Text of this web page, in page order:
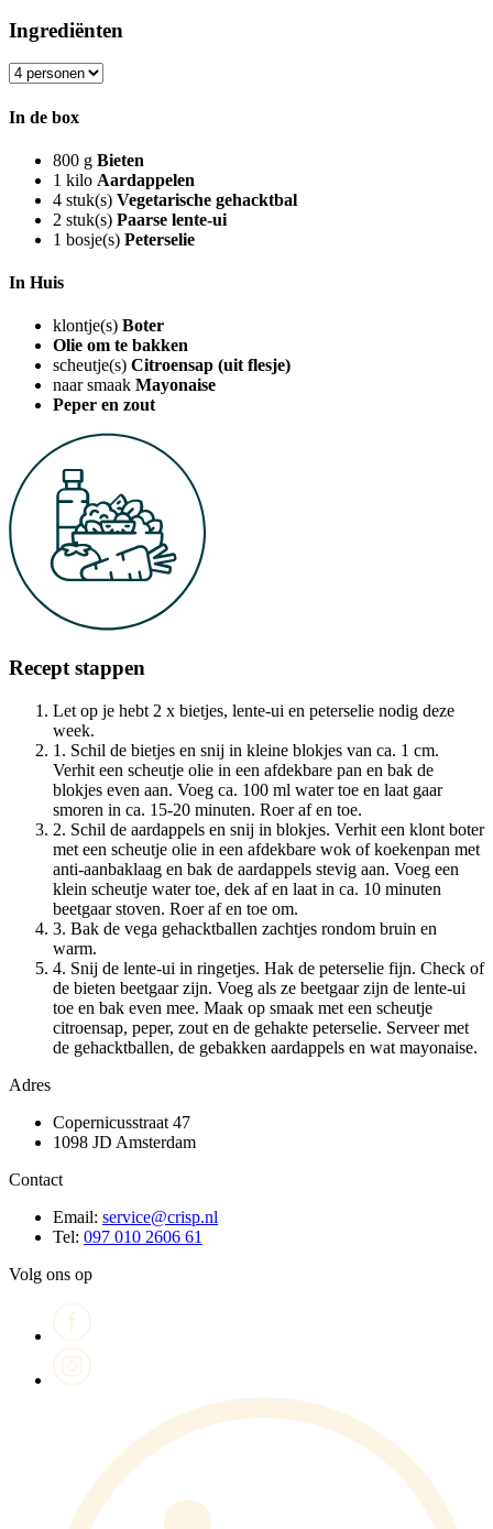
Ingrediënten
In de box
800 g Bieten
1 kilo Aardappelen
4 stuk(s) Vegetarische gehacktbal
2 stuk(s) Paarse lente-ui
1 bosje(s) Peterselie
In Huis
klontje(s) Boter
Olie om te bakken
scheutje(s) Citroensap (uit flesje)
naar smaak Mayonaise
Peper en zout
Recept stappen
Let op je hebt 2 x bietjes, lente-ui en peterselie nodig deze
week.
1. Schil de bietjes en snij in kleine blokjes van ca. 1 cm.
Verhit een scheutje olie in een afdekbare pan en bak de
blokjes even aan. Voeg ca. 100 ml water toe en laat gaar
smoren in ca. 15-20 minuten. Roer af en toe.
2. Schil de aardappels en snij in blokjes. Verhit een klont boter
met een scheutje olie in een afdekbare wok of koekenpan met
anti-aanbaklaag en bak de aardappels stevig aan. Voeg een
klein scheutje water toe, dek af en laat in ca. 10 minuten
beetgaar stoven. Roer af en toe om.
3. Bak de vega gehacktballen zachtjes rondom bruin en
warm.
4. Snij de lente-ui in ringetjes. Hak de peterselie fijn. Check of
de bieten beetgaar zijn. Voeg als ze beetgaar zijn de lente-ui
toe en bak even mee. Maak op smaak met een scheutje
citroensap, peper, zout en de gehakte peterselie. Serveer met
de gehacktballen, de gebakken aardappels en wat mayonaise.
Adres
Copernicusstraat 47
1098 JD Amsterdam
Contact
Email: service@crisp.nl
Tel: 097 010 2606 61
Volg ons op